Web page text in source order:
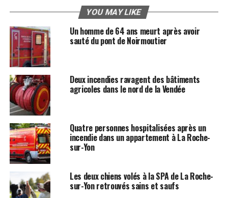
YOU MAY LIKE
Un homme de 64 ans meurt après avoir
sauté du pont de Noirmoutier
Deux incendies ravagent des bâtiments
agricoles dans le nord de la Vendée
Quatre personnes hospitalisées après un
incendie dans un appartement à La Roche-
sur-Yon
Les deux chiens volés à la SPA de La Roche-
sur-Yon retrouvés sains et saufs